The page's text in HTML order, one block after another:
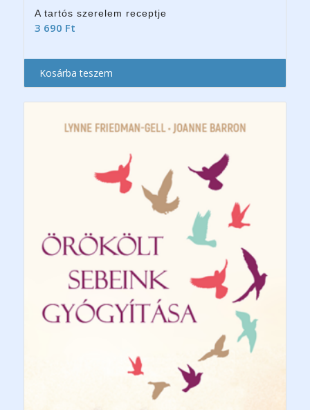
A tartós szerelem receptje
3 690 Ft
Kosárba teszem